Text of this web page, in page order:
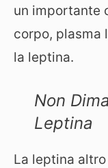
un importante
corpo, plasma
la leptina.
Non
Leptina
La leptina